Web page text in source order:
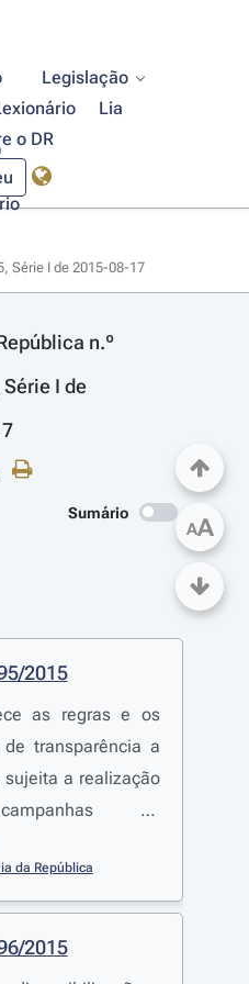
Legislação
Lia
o DR
Série I de 2015-08-17
n.º
I de
Sumário
2015
as regras e os
de transparência a
a realização
de
institucional do
como as regras
à sua distribuição
nacional,
da República
2015
AA